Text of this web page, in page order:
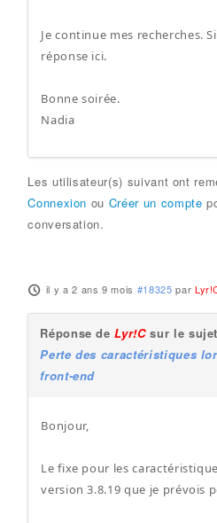
Je continue mes recherches.
réponse ici.
Bonne soirée.
Nadia
Les utilisateur(s) suivant ont
Connexion ou Créer un compte
conversation.
il y a 2 ans 9 mois #18325 par
Réponse deLyr!Csur le sujet
Perte des caractéristiques
front-end
Bonjour,
Le fixe pour les
version 3.8.19 que je prévois